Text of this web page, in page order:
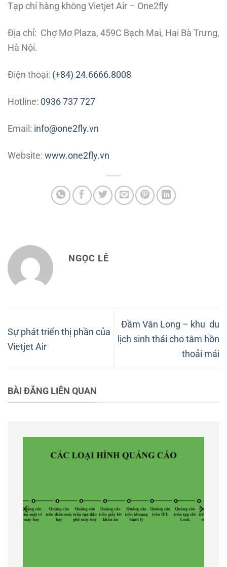
Tạp chí hàng không Vietjet Air – One2fly
Địa chỉ: Chợ Mơ Plaza, 459C Bạch Mai, Hai Bà Trưng,
Hà Nội.
Điện thoại: (+84) 24.6666.8008
Hotline: 0936 737 727
Email: info@one2fly.vn
Website: www.one2fly.vn
NGỌC LÊ
Sự phát triển thị phần của
Vietjet Air
Đầm Vân Long – khu du
lịch sinh thái cho tâm hồn
thoải mái
BÀI ĐĂNG LIÊN QUAN